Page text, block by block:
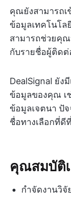
คุณยังสามารถเ
ข้อมูลเทคโนโล
สามารถช่วยคุ
กับรายชื่อผู้ติด
DealSignal ยัง
ข้อมูลของคุณ เ
ข้อมูลเจตนา ปั
ชื่อทางเลือกที่ดี
คุณสมบัติ
กำจัดงานวิจั